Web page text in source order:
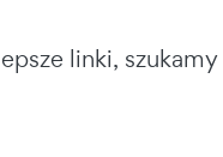
linki,